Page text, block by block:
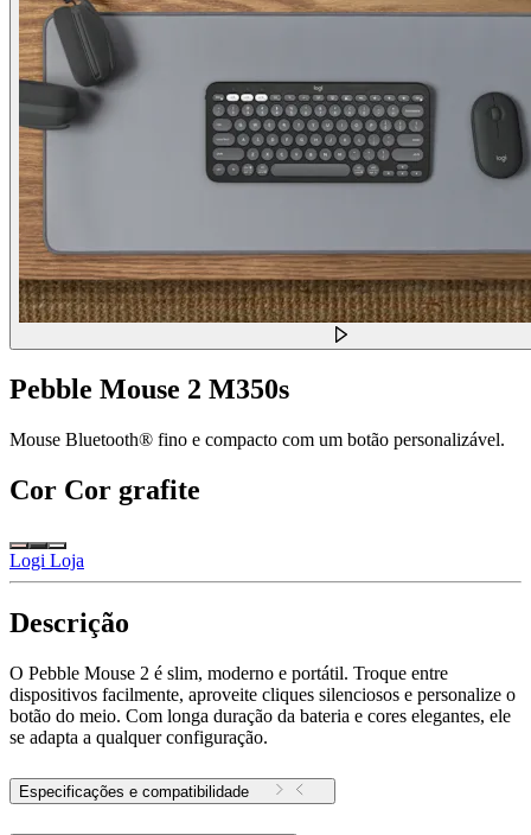
Pebble Mouse 2 M350s
Mouse Bluetooth® fino e compacto com um botão personalizável.
Cor Cor grafite
Logi Loja
Descrição
O Pebble Mouse 2 é slim, moderno e portátil. Troque entre
dispositivos facilmente, aproveite cliques silenciosos e personalize o
botão do meio. Com longa duração da bateria e cores elegantes, ele
se adapta a qualquer configuração.
Especificações e compatibilidade